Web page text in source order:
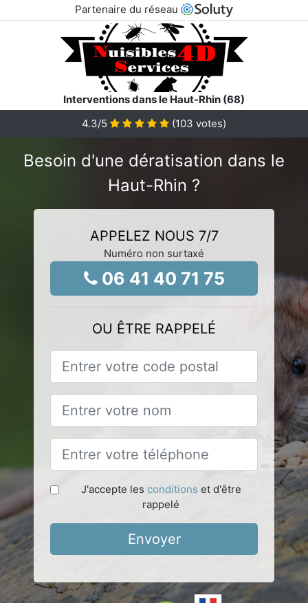
Partenaire du réseau
Interventions dans le Haut-Rhin (68)
4.3/5 (103 votes)
Besoin d'une dératisation dans le
Haut-Rhin ?
APPELEZ NOUS 7/7
Numéro non surtaxé
06 41 40 71 75
OU ÊTRE RAPPELÉ
J'accepte les conditions et d'être
rappelé
Envoyer